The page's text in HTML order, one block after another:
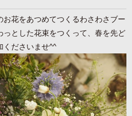
花をあつめてつくるわさわさブー
っとした花束をつくって、春を先ど
くださいませ^^